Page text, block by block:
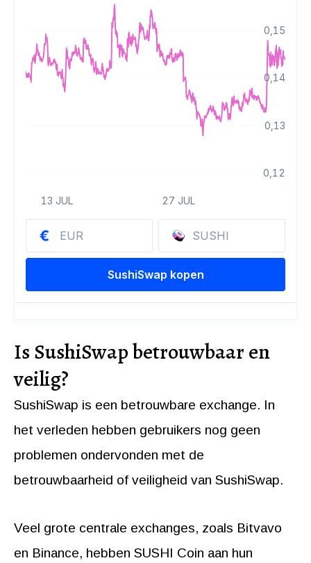
Is SushiSwap betrouwbaar en
veilig?
SushiSwap is een betrouwbare exchange. In
het verleden hebben gebruikers nog geen
problemen ondervonden met de
betrouwbaarheid of veiligheid van SushiSwap.
Veel grote centrale exchanges, zoals Bitvavo
en Binance, hebben SUSHI Coin aan hun